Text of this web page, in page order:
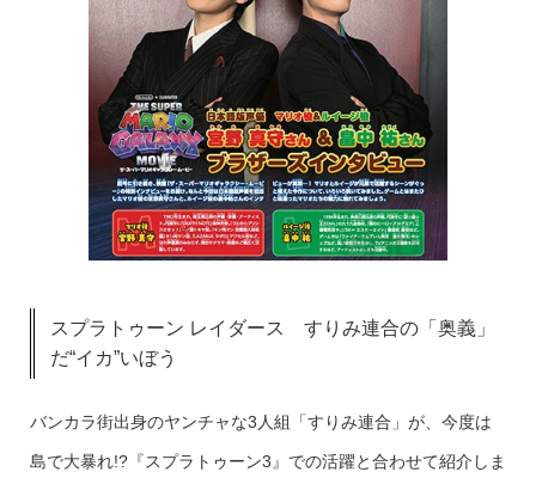
スプラトゥーン レイダース すりみ連合の「奥義」
だ“イカ”いぼう
バンカラ街出身のヤンチャな3人組「すりみ連合」が、今度は
島で大暴れ!?『スプラトゥーン3』での活躍と合わせて紹介しま